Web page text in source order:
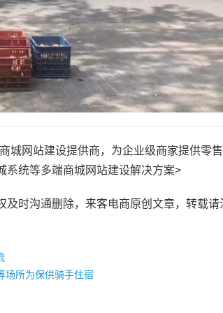
城网站建设提供商，为企业级商家提供零
系统等多端商城网站建设解决方案>
时沟通删除，来客电商原创文章，转载请
场所为保供骑手住宿